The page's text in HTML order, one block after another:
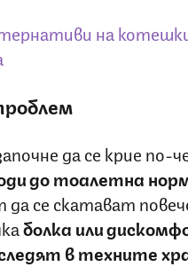
на
да се крие по-
до тоалетна
се скатават
болка или
в техните